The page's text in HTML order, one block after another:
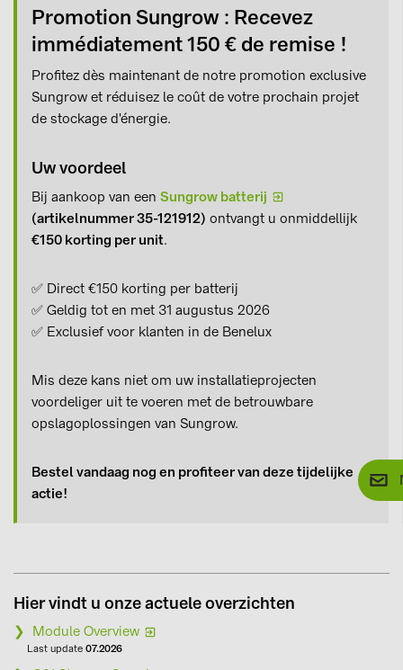
Promotion Sungrow : Recevez
immédiatement 150 € de remise !
Profitez dès maintenant de notre promotion exclusive
Sungrow et réduisez le coût de votre prochain projet
de stockage d'énergie.
Uw voordeel
Bij aankoop van een Sungrow batterij
(artikelnummer 35-121912) ontvangt u onmiddellijk
€150 korting per unit.
✅ Direct €150 korting per batterij
✅ Geldig tot en met 31 augustus 2026
✅ Exclusief voor klanten in de Benelux
Mis deze kans niet om uw installatieprojecten
voordeliger uit te voeren met de betrouwbare
opslagoplossingen van Sungrow.
Bestel vandaag nog en profiteer van deze tijdelijke
actie!
Hier vindt u onze actuele overzichten
❯ Module Overview
Last update 07.2026